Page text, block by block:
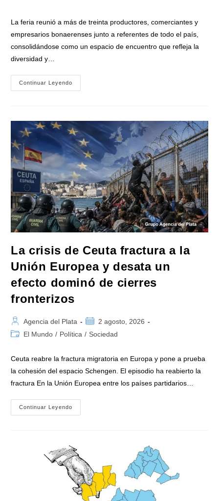
La feria reunió a más de treinta productores, comerciantes y
empresarios bonaerenses junto a referentes de todo el país,
consolidándose como un espacio de encuentro que refleja la
diversidad y…
Continuar Leyendo
Y
Argentinas
El
«9º
Encuentro
De
Productores
Vitivinícolas
De
La
Provincia
De
Buenos
Aires»
La crisis de Ceuta fractura a la
Unión Europea y desata un
efecto dominó de cierres
fronterizos
Autor
de
Agencia del Plata
Publicación
de
2 agosto, 2026
Categoría
El Mundo / Política / Sociedad
Ceuta reabre la fractura migratoria en Europa y pone a prueba
la cohesión del espacio Schengen. El episodio ha reabierto la
fractura En la Unión Europea entre los países partidarios…
Continuar Leyendo
Crisis
La
Unión
Europea
Y
Desata
Un
Efecto
Dominó